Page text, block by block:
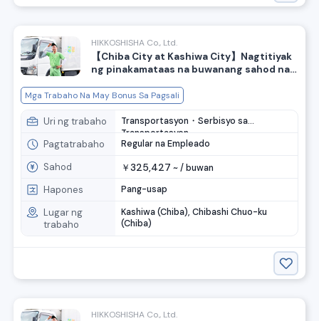
HIKKOSHISHA Co., Ltd.
【Chiba City at Kashiwa City】Nagtitiyak
ng pinakamataas na buwanang sahod na
pagpasok! Naghahanap ng mga tauhan
para sa suporta sa paglipat.
Mga Trabaho Na May Bonus Sa Pagsali
Uri ng trabaho
Transportasyon・Serbisyo sa
Transportasyon
Pagtatrabaho Regular na Empleado
Sahod ￥325,427 ~ /buwan
Hapones Pang-usap
Lugar ng
trabaho
Kashiwa (Chiba), Chibashi Chuo-ku
(Chiba)
HIKKOSHISHA Co., Ltd.